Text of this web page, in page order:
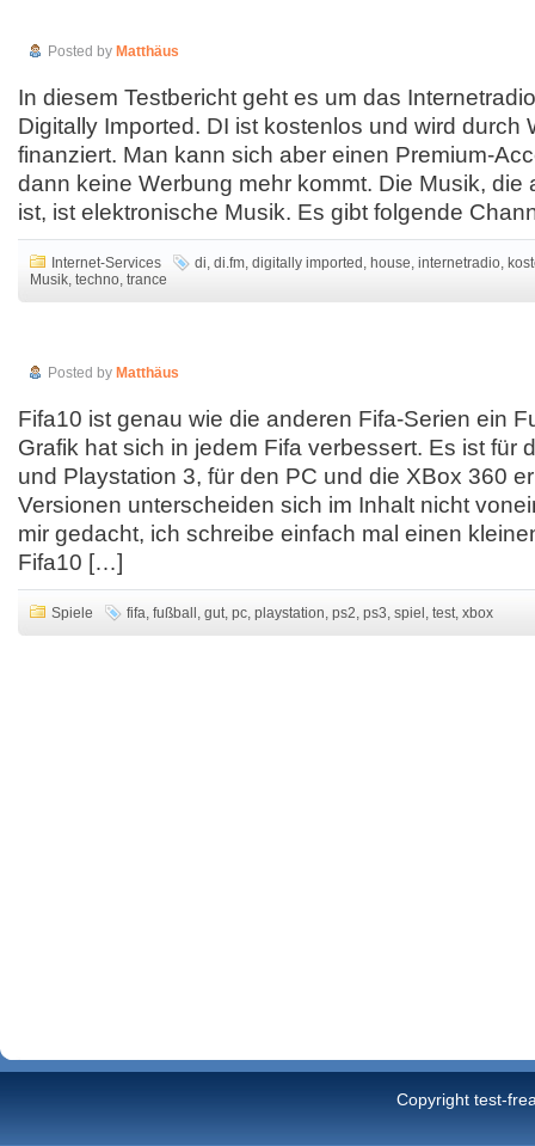
Posted by Matthäus
In diesem Testbericht geht es um das
Digitally Imported. DI ist kostenlos und wird durch
finanziert. Man kann sich aber einen Premium-
dann keine Werbung mehr kommt. Die Musik, die
ist, ist elektronische Musik. Es gibt folgende
Internet-Services di, di.fm, digitally imported , house, internetradio,
Musik, techno, trance
Posted by Matthäus
Fifa10 ist genau wie die anderen Fifa-Serien ein
Grafik hat sich in jedem Fifa verbessert. Es ist für
und Playstation 3, für den PC und die XBox 360
Versionen unterscheiden sich im Inhalt nicht
mir gedacht, ich schreibe einfach mal einen
Fifa10 […]
Spiele fifa, fußball , gut, pc, playstation, ps2, ps3, spiel , test, xbox
Copyright test-